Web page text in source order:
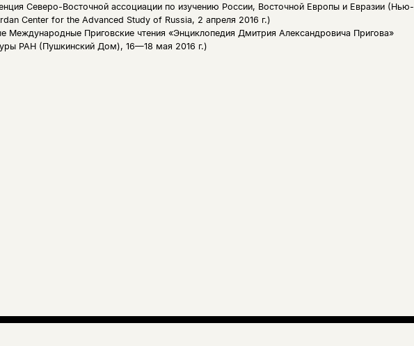
Северо-Восточной ассоциации по изучению России, Восточной Европы и Евразии (Нью-
Center for the Advanced Study of Russia, 2 апреля 2016 г.)
Международные Приговские чтения «Энциклопедия Дмитрия Александровича Пригова»
РАН (Пушкинский Дом), 16—18 мая 2016 г.)